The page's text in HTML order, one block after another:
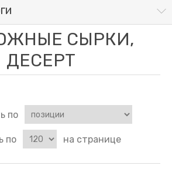
СЫРКИ,
ДЕСЕРТ
по
по на странице